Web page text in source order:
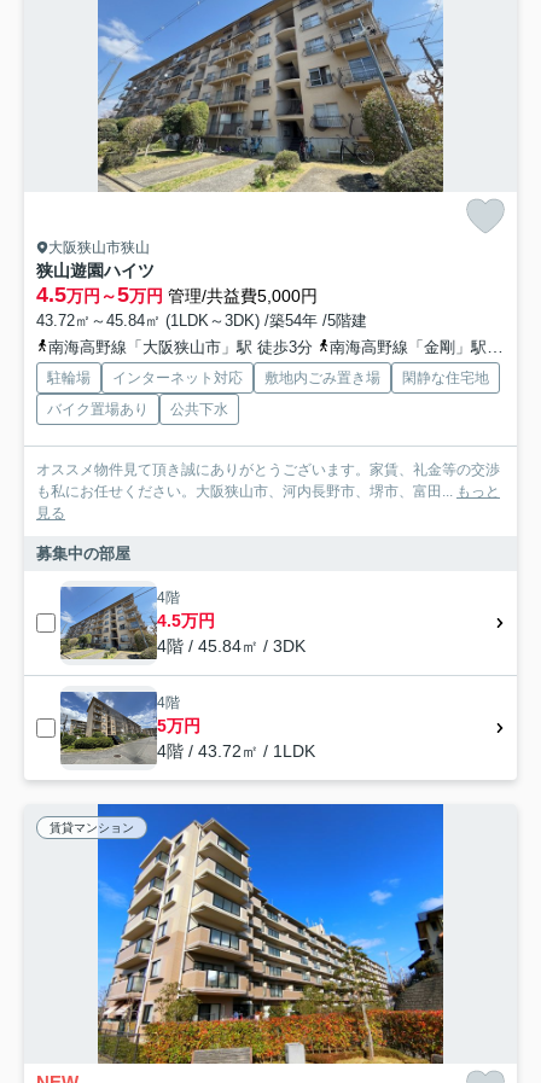
大阪狭山市狭山
狭山遊園ハイツ
4.5万円～5万円 管理/共益費5,000円
43.72㎡～45.84㎡ (1LDK～3DK) /築54年 /5階建
南海高野線「大阪狭山市」駅 徒歩3分
南海高野線「金剛」駅 徒歩17分
駐輪場 インターネット対応 敷地内ごみ置き場
閑静な住宅地
バイク置場あり
公共下水
オススメ物件見て頂き誠にありがとうございます。家賃、礼金等の交渉
も私にお任せください。大阪狭山市、河内長野市、堺市、富田... もっと
見る
募集中の部屋
4階
4.5万円
4階 / 45.84㎡ / 3DK
4階
5万円
4階 / 43.72㎡ / 1LDK
賃貸マンション